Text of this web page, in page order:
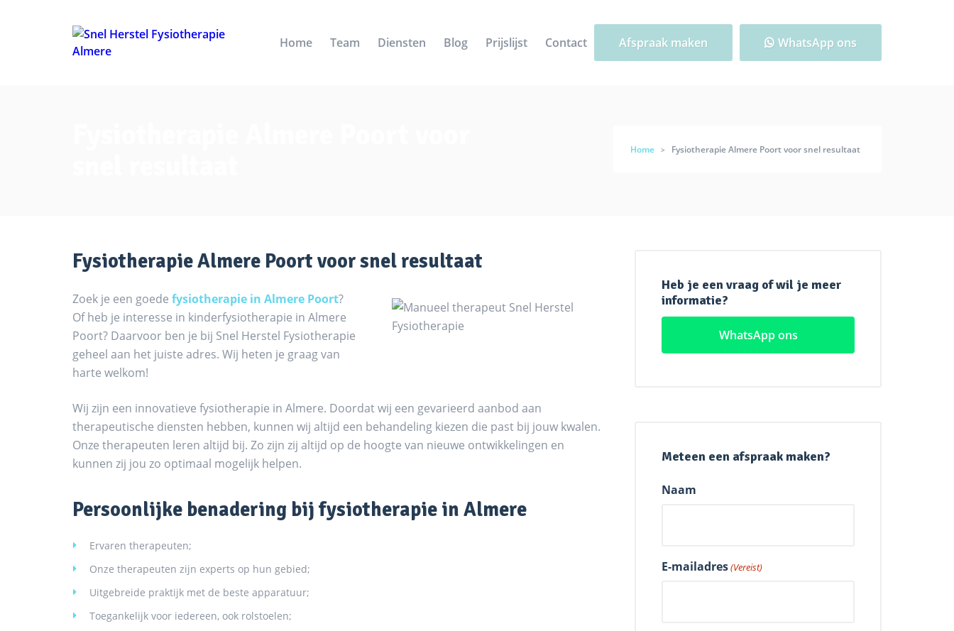
Home Team Diensten Blog Prijslijst Contact Afspraak maken WhatsApp ons
Home > Fysiotherapie Almere Poort voor snel resultaat
Fysiotherapie Almere Poort voor snel resultaat
Zoek je een goede fysiotherapie in Almere Poort?
Of heb je interesse in kinderfysiotherapie in Almere
Poort? Daarvoor ben je bij Snel Herstel Fysiotherapie
geheel aan het juiste adres. Wij heten je graag van
harte welkom!
Wij zijn een innovatieve fysiotherapie in Almere. Doordat wij een gevarieerd aanbod aan
therapeutische diensten hebben, kunnen wij altijd een behandeling kiezen die past bij jouw kwalen.
Onze therapeuten leren altijd bij. Zo zijn zij altijd op de hoogte van nieuwe ontwikkelingen en
kunnen zij jou zo optimaal mogelijk helpen.
Persoonlijke benadering bij fysiotherapie in Almere
Ervaren therapeuten;
Onze therapeuten zijn experts op hun gebied;
Uitgebreide praktijk met de beste apparatuur;
Toegankelijk voor iedereen, ook rolstoelen;
Heb je een vraag of wil je meer
informatie?
WhatsApp ons
Meteen een afspraak maken?
Naam
E-mailadres(Vereist)